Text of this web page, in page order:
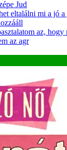
Jud
eltalálni mi a jó
az, hogy
az agr